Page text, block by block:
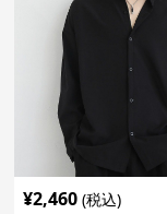
¥2,460 (税込)